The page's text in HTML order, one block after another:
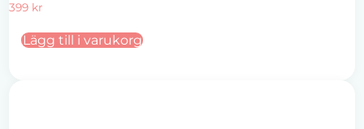
399 kr
Lägg till i varukorg